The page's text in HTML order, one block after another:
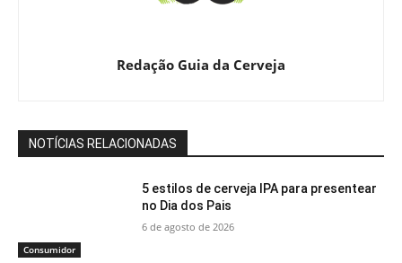
Redação Guia da Cerveja
NOTÍCIAS RELACIONADAS
Consumidor
5 estilos de cerveja IPA para presentear
no Dia dos Pais
6 de agosto de 2026